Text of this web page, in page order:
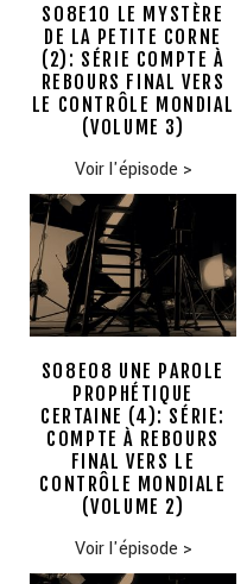
S08E10 LE MYSTÈRE
DE LA PETITE CORNE
(2): SÉRIE COMPTE À
REBOURS FINAL VERS
LE CONTRÔLE MONDIAL
(VOLUME 3)
Voir l'épisode >
S08E08 UNE PAROLE
PROPHÉTIQUE
CERTAINE (4): SÉRIE:
COMPTE À REBOURS
FINAL VERS LE
CONTRÔLE MONDIALE
(VOLUME 2)
Voir l'épisode >